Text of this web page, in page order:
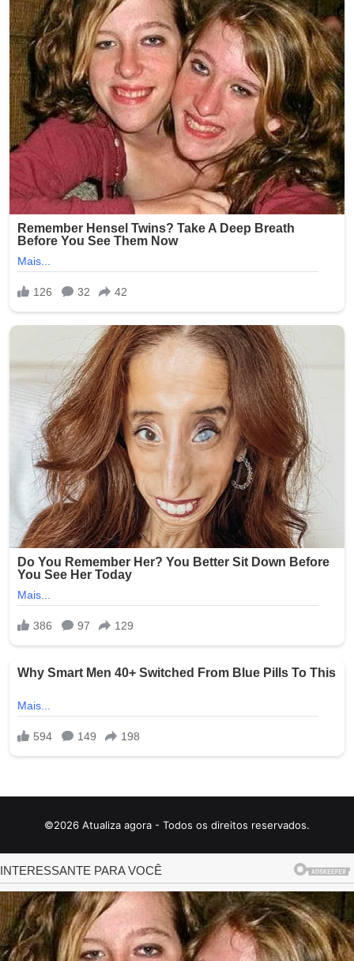
©2026 Atualiza agora - Todos os direitos reservados.